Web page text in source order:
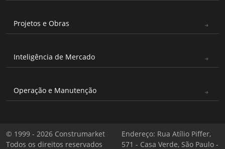
Projetos e Obras
Inteligência de Mercado
Operação e Manutenção
© 1999 - 2026 Construmarket
Todos os direitos reservados
Endereço: Rua Atílio Piffer,
571 - Casa Verde, São Paulo -